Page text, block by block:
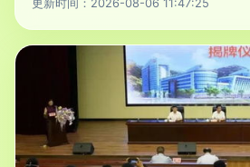
更新时间：2026-08-06 11:47:25